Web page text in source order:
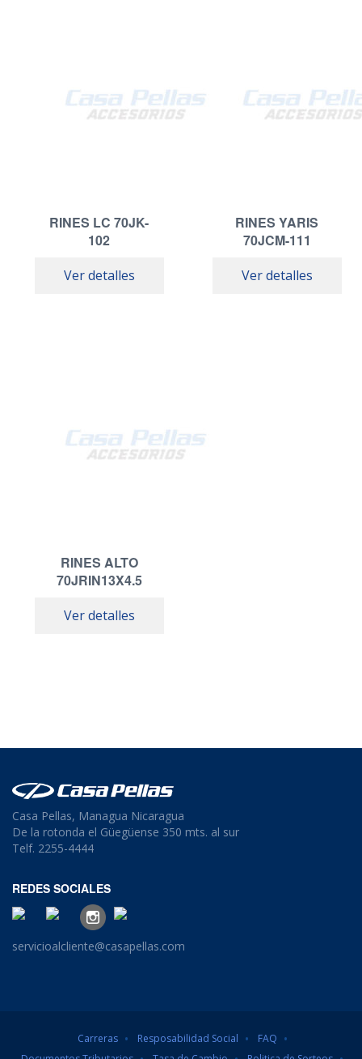
RINES LC 70JK-
102
Ver detalles
RINES YARIS
70JCM-111
Ver detalles
RINES ALTO
70JRIN13X4.5
Ver detalles
Casa Pellas, Managua Nicaragua
De la rotonda el Güegüense 350 mts. al sur
Telf. 2255-4444
REDES SOCIALES
servicioalcliente@casapellas.com
Carreras Resposabilidad Social
FAQ